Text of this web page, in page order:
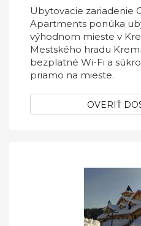
Ubytovacie zariadenie
Apartments ponúka
výhodnom mieste v
Mestského hradu
bezplatné Wi-Fi a
priamo na mieste.
OVERIŤ